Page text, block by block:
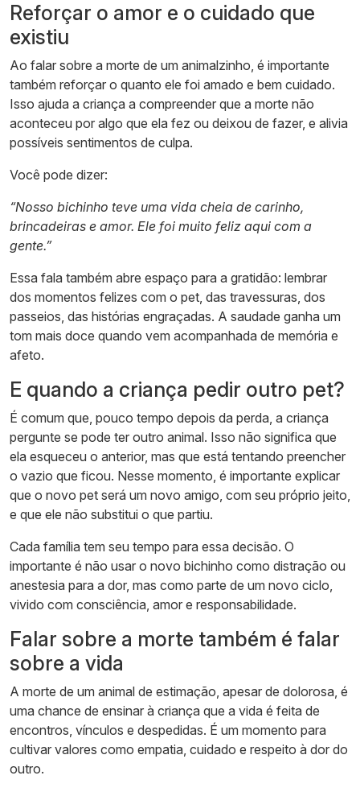
Reforçar o amor e o cuidado que
existiu
Ao falar sobre a morte de um animalzinho, é importante
também reforçar o quanto ele foi amado e bem cuidado.
Isso ajuda a criança a compreender que a morte não
aconteceu por algo que ela fez ou deixou de fazer, e alivia
possíveis sentimentos de culpa.
Você pode dizer:
“Nosso bichinho teve uma vida cheia de carinho,
brincadeiras e amor. Ele foi muito feliz aqui com a
gente.”
Essa fala também abre espaço para a gratidão: lembrar
dos momentos felizes com o pet, das travessuras, dos
passeios, das histórias engraçadas. A saudade ganha um
tom mais doce quando vem acompanhada de memória e
afeto.
E quando a criança pedir outro pet?
É comum que, pouco tempo depois da perda, a criança
pergunte se pode ter outro animal. Isso não significa que
ela esqueceu o anterior, mas que está tentando preencher
o vazio que ficou. Nesse momento, é importante explicar
que o novo pet será um novo amigo, com seu próprio jeito,
e que ele não substitui o que partiu.
Cada família tem seu tempo para essa decisão. O
importante é não usar o novo bichinho como distração ou
anestesia para a dor, mas como parte de um novo ciclo,
vivido com consciência, amor e responsabilidade.
Falar sobre a morte também é falar
sobre a vida
A morte de um animal de estimação, apesar de dolorosa, é
uma chance de ensinar à criança que a vida é feita de
encontros, vínculos e despedidas. É um momento para
cultivar valores como empatia, cuidado e respeito à dor do
outro.